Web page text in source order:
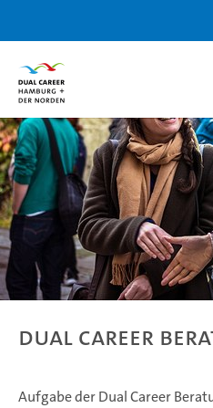
Dual Career
Aufgabe der Dual Career